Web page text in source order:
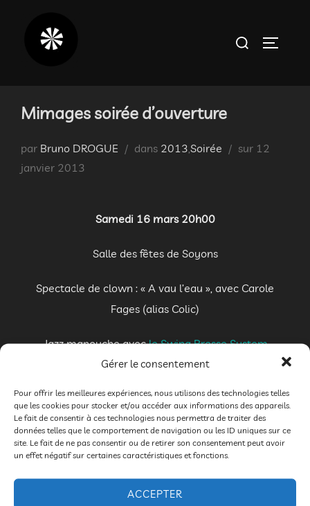
Gérer le consentement
Pour offrir les meilleures expériences, nous utilisons des technologies telles
que les cookies pour stocker et/ou accéder aux informations des appareils.
Le fait de consentir à ces technologies nous permettra de traiter des
données telles que le comportement de navigation ou les ID uniques sur ce
site. Le fait de ne pas consentir ou de retirer son consentement peut avoir
un effet négatif sur certaines caractéristiques et fonctions.
ACCEPTER
Rechercher :
Mimages soirée d’ouverture
par Bruno DROGUE dans 2013,Soirée sur Publié
12
janvier 2013
Samedi 16 mars 20h00
Salle des fêtes de Soyons
Spectacle de clown : « A vau l’eau », avec Carole
Fages (alias Colic)
Jazz manouche avecle Swing Brosse System
Thierry Nadalini : jongleur et magicien
Gauthier Verdol : magicien
Entrée : Adulte 7€ – Enfant <12 ans : 4€